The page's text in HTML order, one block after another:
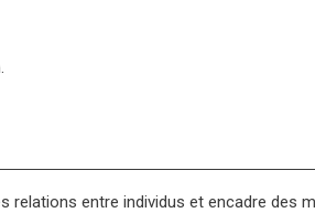
relations entre individus et encadre des